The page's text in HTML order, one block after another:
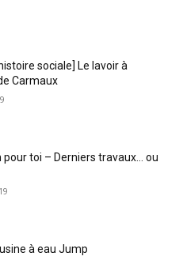
sociale] Le lavoir à
Carmaux
pour toi – Derniers travaux… ou
à eau Jump